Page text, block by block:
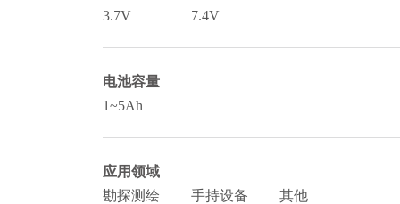
3.7V
7.4V
电池容量
1~5Ah
应用领域
勘探测绘
手持设备 其他